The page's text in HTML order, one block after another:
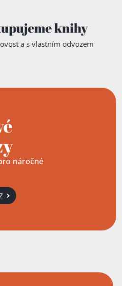
knihy
a s vlastním odvozem
náročné